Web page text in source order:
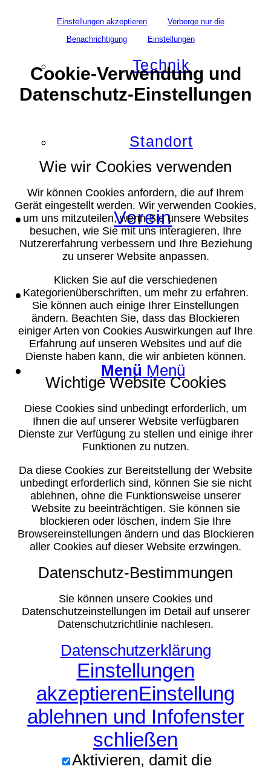
Technik
Standort
Verein
Suche
Menü Menü
Einstellungen akzeptieren
Verberge nur die
Benachrichtigung
Einstellungen
Cookie-Verwendung und
Datenschutz-Einstellungen
Wie wir Cookies verwenden
Wir können Cookies anfordern, die auf Ihrem
Gerät eingestellt werden. Wir verwenden Cookies,
um uns mitzuteilen, wenn Sie unsere Websites
besuchen, wie Sie mit uns interagieren, Ihre
Nutzererfahrung verbessern und Ihre Beziehung
zu unserer Website anpassen.
Klicken Sie auf die verschiedenen
Kategorienüberschriften, um mehr zu erfahren.
Sie können auch einige Ihrer Einstellungen
ändern. Beachten Sie, dass das Blockieren
einiger Arten von Cookies Auswirkungen auf Ihre
Erfahrung auf unseren Websites und auf die
Dienste haben kann, die wir anbieten können.
Wichtige Website Cookies
Diese Cookies sind unbedingt erforderlich, um
Ihnen die auf unserer Website verfügbaren
Dienste zur Verfügung zu stellen und einige ihrer
Funktionen zu nutzen.
Da diese Cookies zur Bereitstellung der Website
unbedingt erforderlich sind, können Sie sie nicht
ablehnen, ohne die Funktionsweise unserer
Website zu beeinträchtigen. Sie können sie
blockieren oder löschen, indem Sie Ihre
Browsereinstellungen ändern und das Blockieren
aller Cookies auf dieser Website erzwingen.
Datenschutz-Bestimmungen
Sie können unsere Cookies und
Datenschutzeinstellungen im Detail auf unserer
Datenschutzrichtlinie nachlesen.
Datenschutzerklärung
Einstellungen
akzeptierenEinstellung
ablehnen und Infofenster
schließen
Aktivieren, damit die